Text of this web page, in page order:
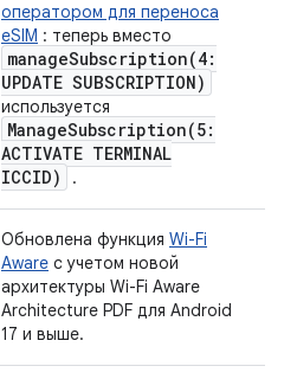
оператором для переноса
eSIM : теперь вместо
manageSubscription(4:
UPDATE SUBSCRIPTION)
используется
ManageSubscription(5:
ACTIVATE TERMINAL
ICCID)
.
Обновлена ​​функция Wi-Fi
Aware с учетом новой
архитектуры Wi-Fi Aware
Architecture PDF для Android
17 и выше.